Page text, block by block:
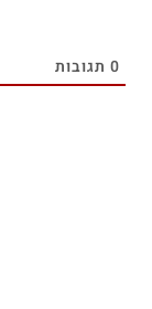
0תגובות